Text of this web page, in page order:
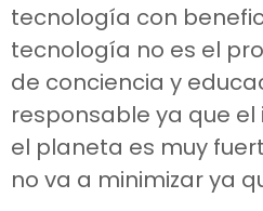
tecnología con
tecnología no es el
de conciencia y
responsable ya que
el planeta es muy
no va a minimizar ya